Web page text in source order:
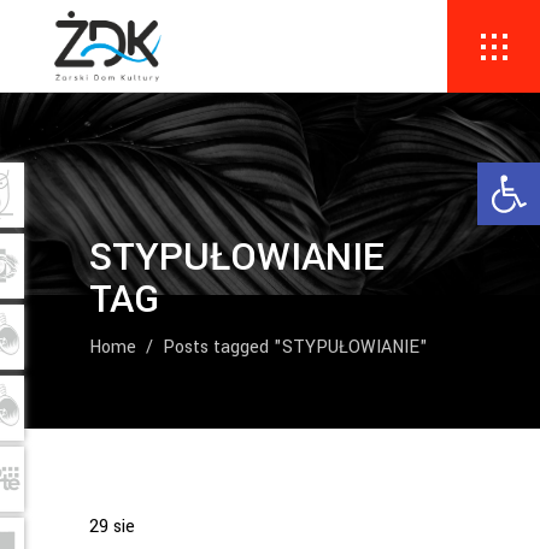
STYPUŁOWIANIE
TAG
Home / Posts tagged "STYPUŁOWIANIE"
29sie